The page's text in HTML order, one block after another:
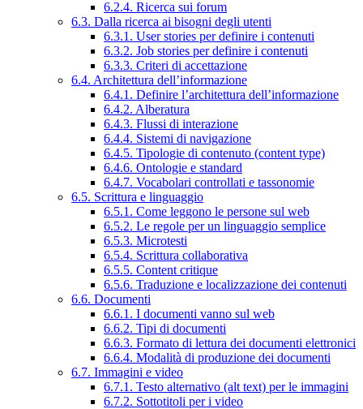
6.2.4. Ricerca sui forum
6.3. Dalla ricerca ai bisogni degli utenti
6.3.1. User stories per definire i contenuti
6.3.2. Job stories per definire i contenuti
6.3.3. Criteri di accettazione
6.4. Architettura dell’informazione
6.4.1. Definire l’architettura dell’informazione
6.4.2. Alberatura
6.4.3. Flussi di interazione
6.4.4. Sistemi di navigazione
6.4.5. Tipologie di contenuto (content type)
6.4.6. Ontologie e standard
6.4.7. Vocabolari controllati e tassonomie
6.5. Scrittura e linguaggio
6.5.1. Come leggono le persone sul web
6.5.2. Le regole per un linguaggio semplice
6.5.3. Microtesti
6.5.4. Scrittura collaborativa
6.5.5. Content critique
6.5.6. Traduzione e localizzazione dei contenuti
6.6. Documenti
6.6.1. I documenti vanno sul web
6.6.2. Tipi di documenti
6.6.3. Formato di lettura dei documenti elettronici
6.6.4. Modalità di produzione dei documenti
6.7. Immagini e video
6.7.1. Testo alternativo (alt text) per le immagini
6.7.2. Sottotitoli per i video